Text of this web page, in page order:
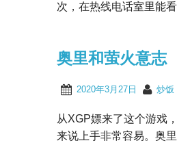
次，在热线电话室里能
奥里和萤火意志
2020年3月27日 炒饭
从XGP嫖来了这个游戏
来说上手非常容易。奥